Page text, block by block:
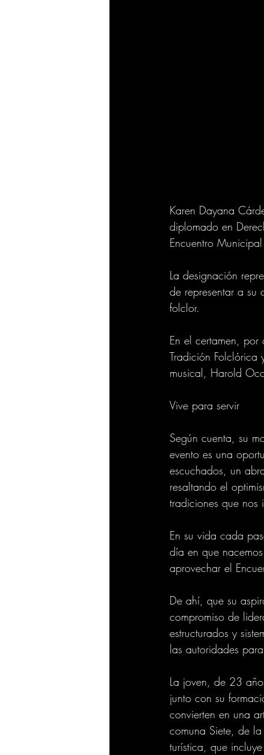
Karen Dayana
diplomado en
Encuentro
La designación
de representar a
folclor.
En el certamen,
Tradición Folclórica
musical, Harold
Vive para servir
Según cuenta, su
evento es una
escuchados, un
resaltando el
tradiciones que nos
En su vida cada
día en que
aprovechar el
De ahí, que su
compromiso de
estructurados y
las autoridades
La joven, de 23
junto con su
convierten en una
comuna Siete, de
turística, que